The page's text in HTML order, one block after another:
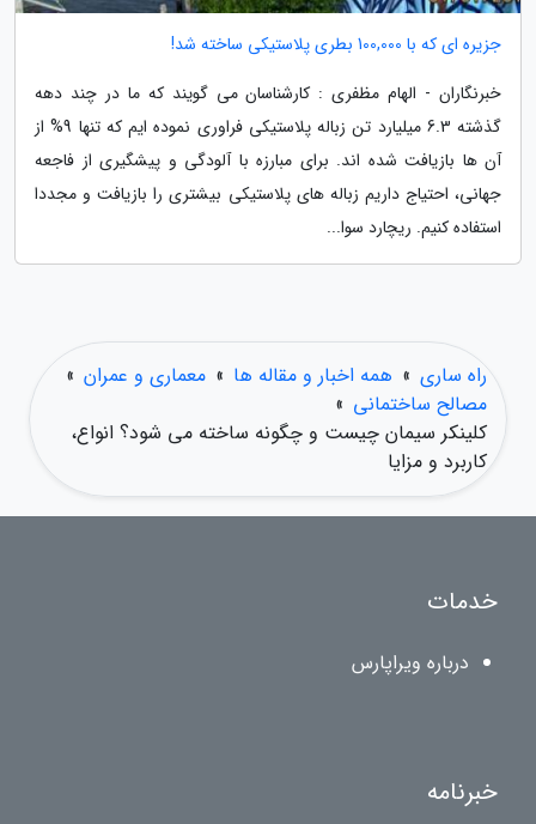
جزیره ای که با 100,000 بطری پلاستیکی ساخته شد!
خبرنگاران - الهام مظفری : کارشناسان می گویند که ما در چند دهه
گذشته 6.3 میلیارد تن زباله پلاستیکی فراوری نموده ایم که تنها 9% از
آن ها بازیافت شده اند. برای مبارزه با آلودگی و پیشگیری از فاجعه
جهانی، احتیاج داریم زباله های پلاستیکی بیشتری را بازیافت و مجددا
استفاده کنیم. ریچارد سوا...
راه ساری » همه اخبار و مقاله ها » معماری و عمران »
مصالح ساختمانی »
کلینکر سیمان چیست و چگونه ساخته می شود؟ انواع،
کاربرد و مزایا
خدمات
درباره ویراپارس
خبرنامه